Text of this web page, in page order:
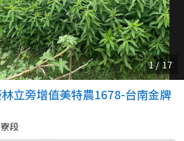
釋出
2026 新北降價好屋限量釋出
釋出
2026 台南降價好屋限量釋出
釋出
區域
立旁增值美特農1678-台南金牌
段